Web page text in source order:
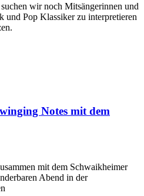
wir noch Mitsängerinnen und
und Pop Klassiker zu interpretieren
Notes mit dem
mit dem Schwaikheimer
Abend in der